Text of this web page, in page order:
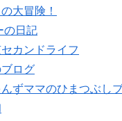
大冒険！
の日記
カンドライフ
ログ
ずママのひまつぶし